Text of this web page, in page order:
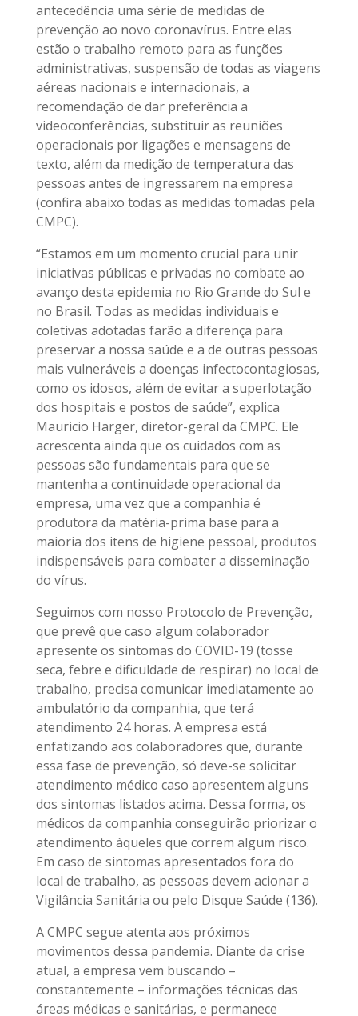
antecedência uma série de medidas de
prevenção ao novo coronavírus. Entre elas
estão o trabalho remoto para as funções
administrativas, suspensão de todas as viagens
aéreas nacionais e internacionais, a
recomendação de dar preferência a
videoconferências, substituir as reuniões
operacionais por ligações e mensagens de
texto, além da medição de temperatura das
pessoas antes de ingressarem na empresa
(confira abaixo todas as medidas tomadas pela
CMPC).
“Estamos em um momento crucial para unir
iniciativas públicas e privadas no combate ao
avanço desta epidemia no Rio Grande do Sul e
no Brasil. Todas as medidas individuais e
coletivas adotadas farão a diferença para
preservar a nossa saúde e a de outras pessoas
mais vulneráveis a doenças infectocontagiosas,
como os idosos, além de evitar a superlotação
dos hospitais e postos de saúde”, explica
Mauricio Harger, diretor-geral da CMPC. Ele
acrescenta ainda que os cuidados com as
pessoas são fundamentais para que se
mantenha a continuidade operacional da
empresa, uma vez que a companhia é
produtora da matéria-prima base para a
maioria dos itens de higiene pessoal, produtos
indispensáveis para combater a disseminação
do vírus.
Seguimos com nosso Protocolo de Prevenção,
que prevê que caso algum colaborador
apresente os sintomas do COVID-19 (tosse
seca, febre e dificuldade de respirar) no local de
trabalho, precisa comunicar imediatamente ao
ambulatório da companhia, que terá
atendimento 24 horas. A empresa está
enfatizando aos colaboradores que, durante
essa fase de prevenção, só deve-se solicitar
atendimento médico caso apresentem alguns
dos sintomas listados acima. Dessa forma, os
médicos da companhia conseguirão priorizar o
atendimento àqueles que correm algum risco.
Em caso de sintomas apresentados fora do
local de trabalho, as pessoas devem acionar a
Vigilância Sanitária ou pelo Disque Saúde (136).
A CMPC segue atenta aos próximos
movimentos dessa pandemia. Diante da crise
atual, a empresa vem buscando –
constantemente – informações técnicas das
áreas médicas e sanitárias, e permanece